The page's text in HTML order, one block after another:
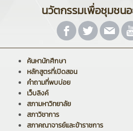
นวัตกรรมเพื่อชุมชน
ค้นหานักศึกษา
หลักสูตรที่เปิดสอน
คำถามที่พบบ่อย
เว็บลิงค์
สภามหาวิทยาลัย
สภาวิชาการ
สภาคณาจารย์และข้าราชการ